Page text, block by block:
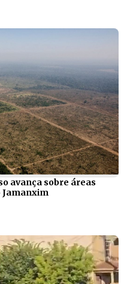
avança sobre áreas
Jamanxim